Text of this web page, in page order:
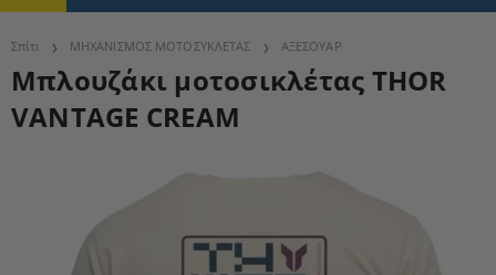
Σπίτι ΜΗΧΑΝΙΣΜΟΣ ΜΟΤΟΣΥΚΛΕΤΑΣ ΑΞΕΣΟΥΑΡ
Μπλουζάκι μοτοσικλέτας THOR
VANTAGE CREAM